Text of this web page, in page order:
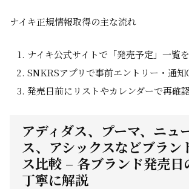
ナイキ正規情報取得の主な流れ
ナイキ公式サイトで「発売予定」一覧
SNKRSアプリで事前エントリー・通知
発売日前にリストやカレンダーで再確認
アディダス、プーマ、ニュ
ス、アシックスなどブラン
ス比較 – 各ブランド発売日
丁寧に解説